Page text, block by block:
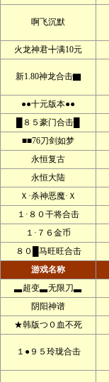
啊飞沉默
火龙神君╋满10元
新1.80神龙合击▇
●●十元版本●●
█８５豪门合击█
■■76刀剑如梦
永恒复古
永恒大陆
Ｘ·杀神恶魔·Ｘ
１·８０干将合击
１·７６金币
８０█马旺旺合击
游戏名称
▃超变▃无限刀▃
阴阳神谱
★韩版つ０血不死
１●９５玲珑合击